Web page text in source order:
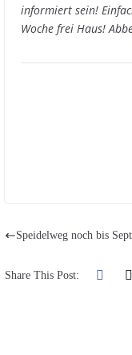
informiert sein!
Woche frei Haus!
Speidelweg noch bis
Share This Post: